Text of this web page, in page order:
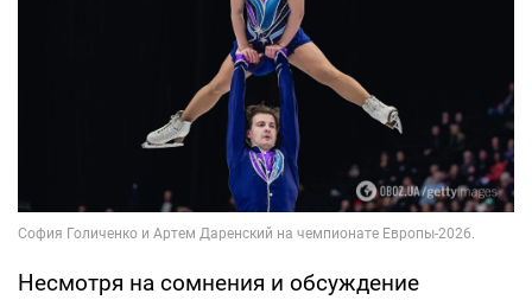
Несмотря на сомнения и обсуждение